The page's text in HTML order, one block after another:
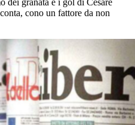
dei granata e i gol di Cesare
cono un fattore da non